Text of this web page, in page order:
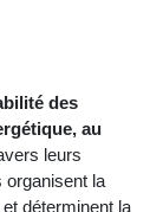
des
au
leurs
organisent la
déterminent la